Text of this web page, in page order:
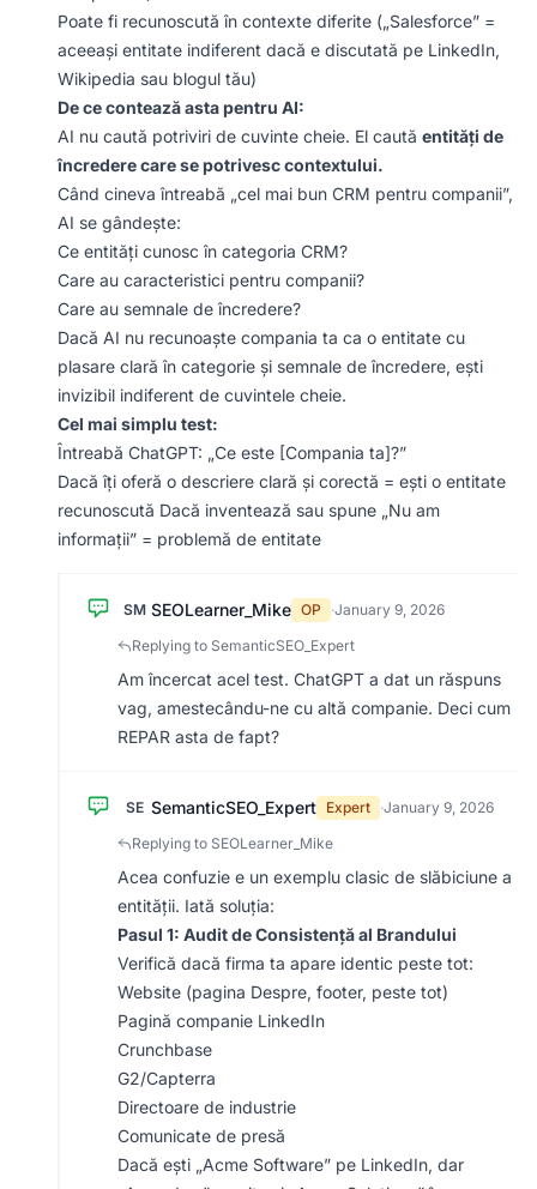
Poate fi recunoscută în contexte diferite („Salesforce” =
aceeași entitate indiferent dacă e discutată pe LinkedIn,
Wikipedia sau blogul tău)
De ce contează asta pentru AI:
AI nu caută potriviri de cuvinte cheie. El caută entități de
încredere care se potrivesc contextului.
Când cineva întreabă „cel mai bun CRM pentru companii”,
AI se gândește:
Ce entități cunosc în categoria CRM?
Care au caracteristici pentru companii?
Care au semnale de încredere?
Dacă AI nu recunoaște compania ta ca o entitate cu
plasare clară în categorie și semnale de încredere, ești
invizibil indiferent de cuvintele cheie.
Cel mai simplu test:
Întreabă ChatGPT: „Ce este [Compania ta]?”
Dacă îți oferă o descriere clară și corectă = ești o entitate
recunoscută Dacă inventează sau spune „Nu am
informații” = problemă de entitate
SM SEOLearner_Mike OP ·January 9, 2026
Replying to SemanticSEO_Expert
Am încercat acel test. ChatGPT a dat un răspuns
vag, amestecându-ne cu altă companie. Deci cum
REPAR asta de fapt?
SE SemanticSEO_Expert Expert ·January 9, 2026
Replying to SEOLearner_Mike
Acea confuzie e un exemplu clasic de slăbiciune a
entității. Iată soluția:
Pasul 1: Audit de Consistență al Brandului
Verifică dacă firma ta apare identic peste tot:
Website (pagina Despre, footer, peste tot)
Pagină companie LinkedIn
Crunchbase
G2/Capterra
Directoare de industrie
Comunicate de presă
Dacă ești „Acme Software” pe LinkedIn, dar